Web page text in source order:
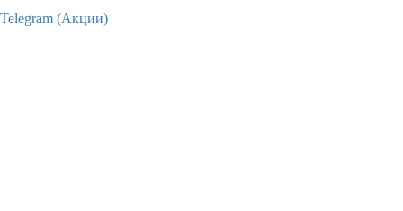
Telegram (Акции)